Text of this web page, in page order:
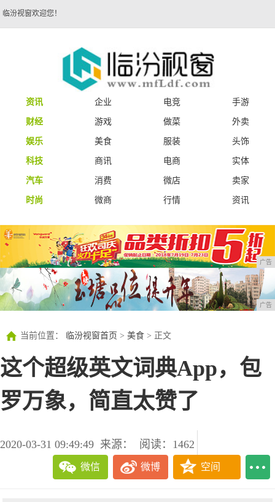
临汾视窗欢迎您！
资讯 企业 电竞
手游
财经
游戏 做菜
外卖
娱乐
美食 服装
头饰
科技
商讯 电商
实体
汽车
消费 微店
卖家
时尚
微商 行情 资讯
广告
广告
当前位置： 临汾视窗首页 > 美食 > 正文
这个超级英文词典App，包
罗万象，简直太赞了
2020-03-31 09:49:49 来源： 阅读：1462
微信 微博 空间